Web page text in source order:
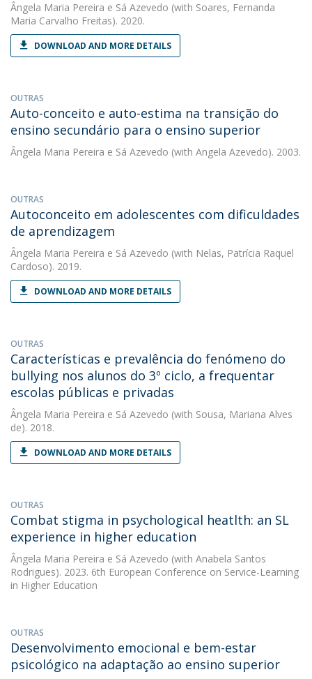
Ângela Maria Pereira e Sá Azevedo (with Soares, Fernanda
Maria Carvalho Freitas). 2020.
DOWNLOAD AND MORE DETAILS
OUTRAS
Auto-conceito e auto-estima na transição do
ensino secundário para o ensino superior
Ângela Maria Pereira e Sá Azevedo (with Angela Azevedo). 2003.
OUTRAS
Autoconceito em adolescentes com dificuldades
de aprendizagem
Ângela Maria Pereira e Sá Azevedo (with Nelas, Patrícia Raquel
Cardoso). 2019.
DOWNLOAD AND MORE DETAILS
OUTRAS
Características e prevalência do fenómeno do
bullying nos alunos do 3º ciclo, a frequentar
escolas públicas e privadas
Ângela Maria Pereira e Sá Azevedo (with Sousa, Mariana Alves
de). 2018.
DOWNLOAD AND MORE DETAILS
OUTRAS
Combat stigma in psychological heatlth: an SL
experience in higher education
Ângela Maria Pereira e Sá Azevedo (with Anabela Santos
Rodrigues). 2023. 6th European Conference on Service-Learning
in Higher Education
OUTRAS
Desenvolvimento emocional e bem-estar
psicológico na adaptação ao ensino superior